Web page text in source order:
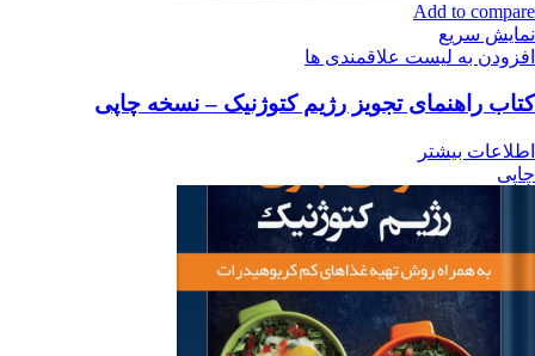
Add to compare
نمایش سریع
افزودن به لیست علاقمندی ها
کتاب راهنمای تجویز رژیم کتوژنیک – نسخه چاپی
اطلاعات بیشتر
چاپی